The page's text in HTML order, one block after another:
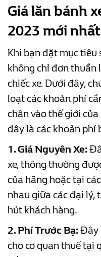
Giá lăn bánh
2023 mới
Khi bạn đặt mục tiêu
không chỉ đơn thuần
chiếc xe. Dưới đây,
loạt các khoản phí
chân vào thế giới của
đây là các khoản phí
1. Giá Nguyên Xe:
xe, thông thường
của hãng hoặc tại
nhau giữa các đại lý,
hút khách hàng.
2. Phí Trước Bạ:Đây
cho cơ quan thuế tại